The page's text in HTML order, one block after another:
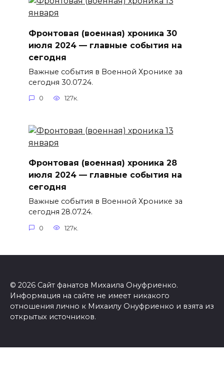
Фронтовая (военная) хроника 30
июля 2024 — главные события на
сегодня
Важные события в Военной Хронике за
сегодня 30.07.24.
0 127к.
Фронтовая (военная) хроника 28
июля 2024 — главные события на
сегодня
Важные события в Военной Хронике за
сегодня 28.07.24.
0 127к.
© 2026 Сайт фанатов Михаила Онуфриенко.
Информация на сайте не имеет никакого
отношения лично к Михаилу Онуфриенко и взята из
открытых источников.